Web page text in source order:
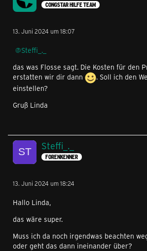
CONGSTAR HILFE TEAM
13. Juni 2024 um 18:07
Steffi_._
das was Flosse sagt. Die Kosten für den
erstatten wir dir dann
. Soll ich den
einstellen?
Gruß Linda
Steffi_._
FORENKENNER
13. Juni 2024 um 18:24
Hallo Linda,
das wäre super.
Muss ich da noch irgendwas beachten
oder geht das dann ineinander über?